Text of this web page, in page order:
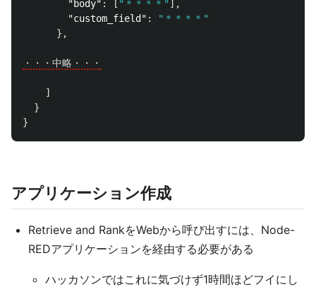
"body" : [ "＊＊＊＊" ],
"custom_field" :
"＊＊＊＊"
},
・・・中略・・・
]
}
}
アプリケーション作成
Retrieve and RankをWebから呼び出すには、Node-
REDアプリケーションを経由する必要がある
ハッカソンではこれに気づけず1時間ほどフイにし